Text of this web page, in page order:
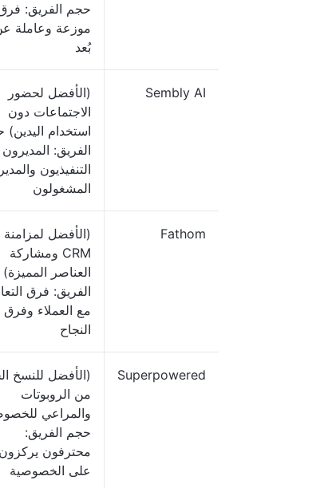
حجم الفريق:
موزعة وعاملة
بُعد
Sembly AI
(الأفضل لحضور
الاجتماعات دون
استخدام
الفريق: المديرون
التنفيذيون
المشغولون
Fathom
(الأفضل لمزامنة
CRM ومشاركة
العناصر
الفريق: فرق
مع العملاء وفرق
النجاح
Superpowered
(الأفضل للنسخ
من الروبوتات
والمراعي
حجم الفريق:
محترفون يركزون
على الخصوصية